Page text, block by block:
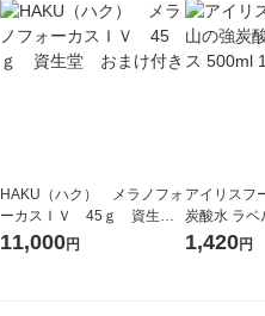
HAKU（ハク） メラノフォ
ーカスＩＶ 45ｇ 資生
堂 おまけ付き
11,000円
アイリスフ
炭酸水 ラ
箱（24本入）
1,420円